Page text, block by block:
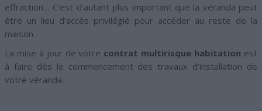
effraction… C’est d’autant plus important que la véranda peut
être un lieu d’accès privilégié pour accéder au reste de la
maison.
La mise à jour de votre contrat multirisque habitation est
à faire dès le commencement des travaux d’installation de
votre véranda.